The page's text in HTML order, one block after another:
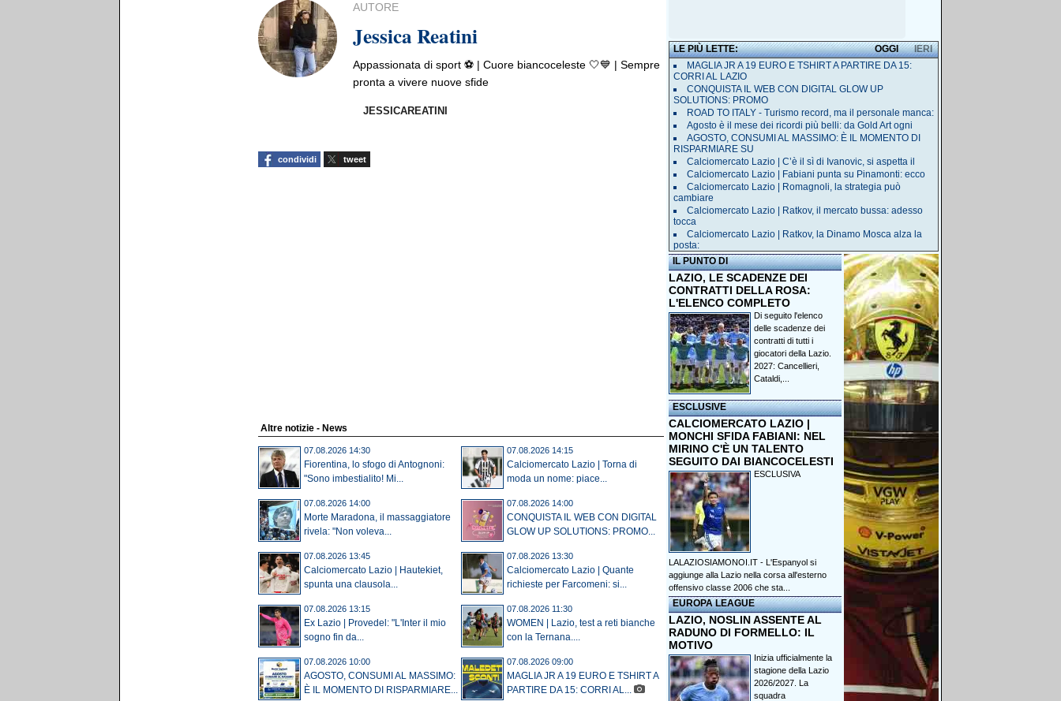
AUTORE
Jessica Reatini
Appassionata di sport ⚽️ | Cuore biancoceleste 🤍💙 | Sempre
pronta a vivere nuove sfide
JESSICAREATINI
condividi tweet
Altre notizie - News
07.08.2026 14:30
Fiorentina, lo sfogo di Antognoni:
"Sono imbestialito! Mi...
07.08.2026 14:15
Calciomercato Lazio | Torna di
moda un nome: piace...
07.08.2026 14:00
Morte Maradona, il massaggiatore
rivela: "Non voleva...
07.08.2026 14:00
CONQUISTA IL WEB CON DIGITAL
GLOW UP SOLUTIONS: PROMO...
07.08.2026 13:45
Calciomercato Lazio | Hautekiet,
spunta una clausola...
07.08.2026 13:30
Calciomercato Lazio | Quante
richieste per Farcomeni: si...
07.08.2026 13:15
Ex Lazio | Provedel: "L'Inter il mio
sogno fin da...
07.08.2026 11:30
WOMEN | Lazio, test a reti bianche
con la Ternana....
07.08.2026 10:00
AGOSTO, CONSUMI AL MASSIMO:
È IL MOMENTO DI RISPARMIARE...
07.08.2026 09:00
MAGLIA JR A 19 EURO E TSHIRT A
PARTIRE DA 15: CORRI AL...
LE PIÙ LETTE: IERI
OGGI
MAGLIA JR A 19 EURO E TSHIRT A PARTIRE DA 15:
CORRI AL LAZIO
CONQUISTA IL WEB CON DIGITAL GLOW UP
SOLUTIONS: PROMO
ROAD TO ITALY - Turismo record, ma il personale manca:
Agosto è il mese dei ricordi più belli: da Gold Art ogni
AGOSTO, CONSUMI AL MASSIMO: È IL MOMENTO DI
RISPARMIARE SU
Calciomercato Lazio | C’è il sì di Ivanovic, si aspetta il
Calciomercato Lazio | Fabiani punta su Pinamonti: ecco
Calciomercato Lazio | Romagnoli, la strategia può
cambiare
Calciomercato Lazio | Ratkov, il mercato bussa: adesso
tocca
Calciomercato Lazio | Ratkov, la Dinamo Mosca alza la
posta:
IL PUNTO DI
LAZIO, LE SCADENZE DEI
CONTRATTI DELLA ROSA:
L'ELENCO COMPLETO
Di seguito l'elenco
delle scadenze dei
contratti di tutti i
giocatori della Lazio.
2027: Cancellieri,
Cataldi,...
ESCLUSIVE
CALCIOMERCATO LAZIO |
MONCHI SFIDA FABIANI: NEL
MIRINO C'È UN TALENTO
SEGUITO DAI BIANCOCELESTI
ESCLUSIVA
LALAZIOSIAMONOI.IT - L'Espanyol si
aggiunge alla Lazio nella corsa all'esterno
offensivo classe 2006 che sta...
EUROPA LEAGUE
LAZIO, NOSLIN ASSENTE AL
RADUNO DI FORMELLO: IL
MOTIVO
Inizia ufficialmente la
stagione della Lazio
2026/2027. La
squadra